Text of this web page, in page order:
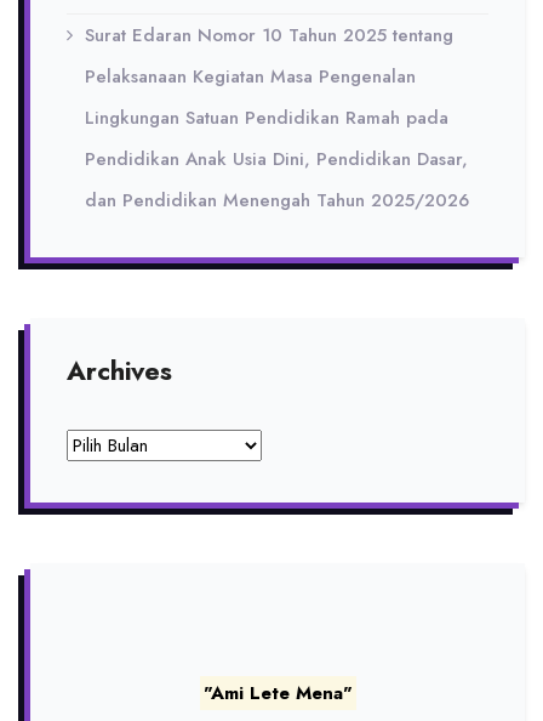
Surat Edaran Nomor 10 Tahun 2025 tentang
Pelaksanaan Kegiatan Masa Pengenalan
Lingkungan Satuan Pendidikan Ramah pada
Pendidikan Anak Usia Dini, Pendidikan Dasar,
dan Pendidikan Menengah Tahun 2025/2026
Archives
Archives
"Ami Lete Mena"